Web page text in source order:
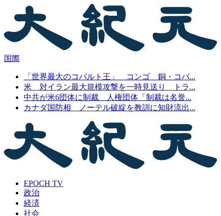
国際
「世界最大のコバルト王」 コンゴ 銅・コバ...
米 対イラン最大規模攻撃を一時見送り トラ...
中共が米6団体に制裁 人権団体「制裁は名誉...
カナダ国防相 ノーテル破綻を教訓に知財流出...
EPOCH TV
政治
経済
社会